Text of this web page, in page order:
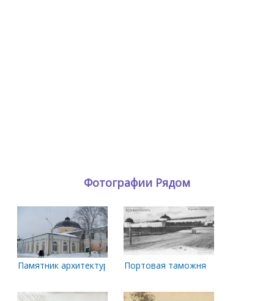
Фотографии Рядом
Памятник архитектуры. Гостиный двор. Биржа с башней
Портовая таможня